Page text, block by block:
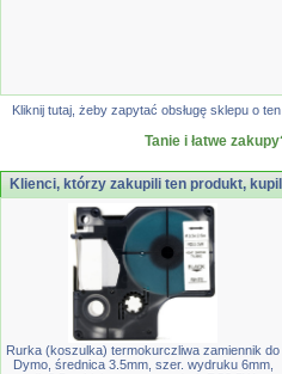
Kliknij tutaj, żeby zapytać obsługę sklepu o
Tanie i łatwe
Klienci, którzy zakupili ten produkt,
Rurka (koszulka) termokurczliwa zamiennik do
Dymo, średnica 3.5mm, szer. wydruku 6mm,